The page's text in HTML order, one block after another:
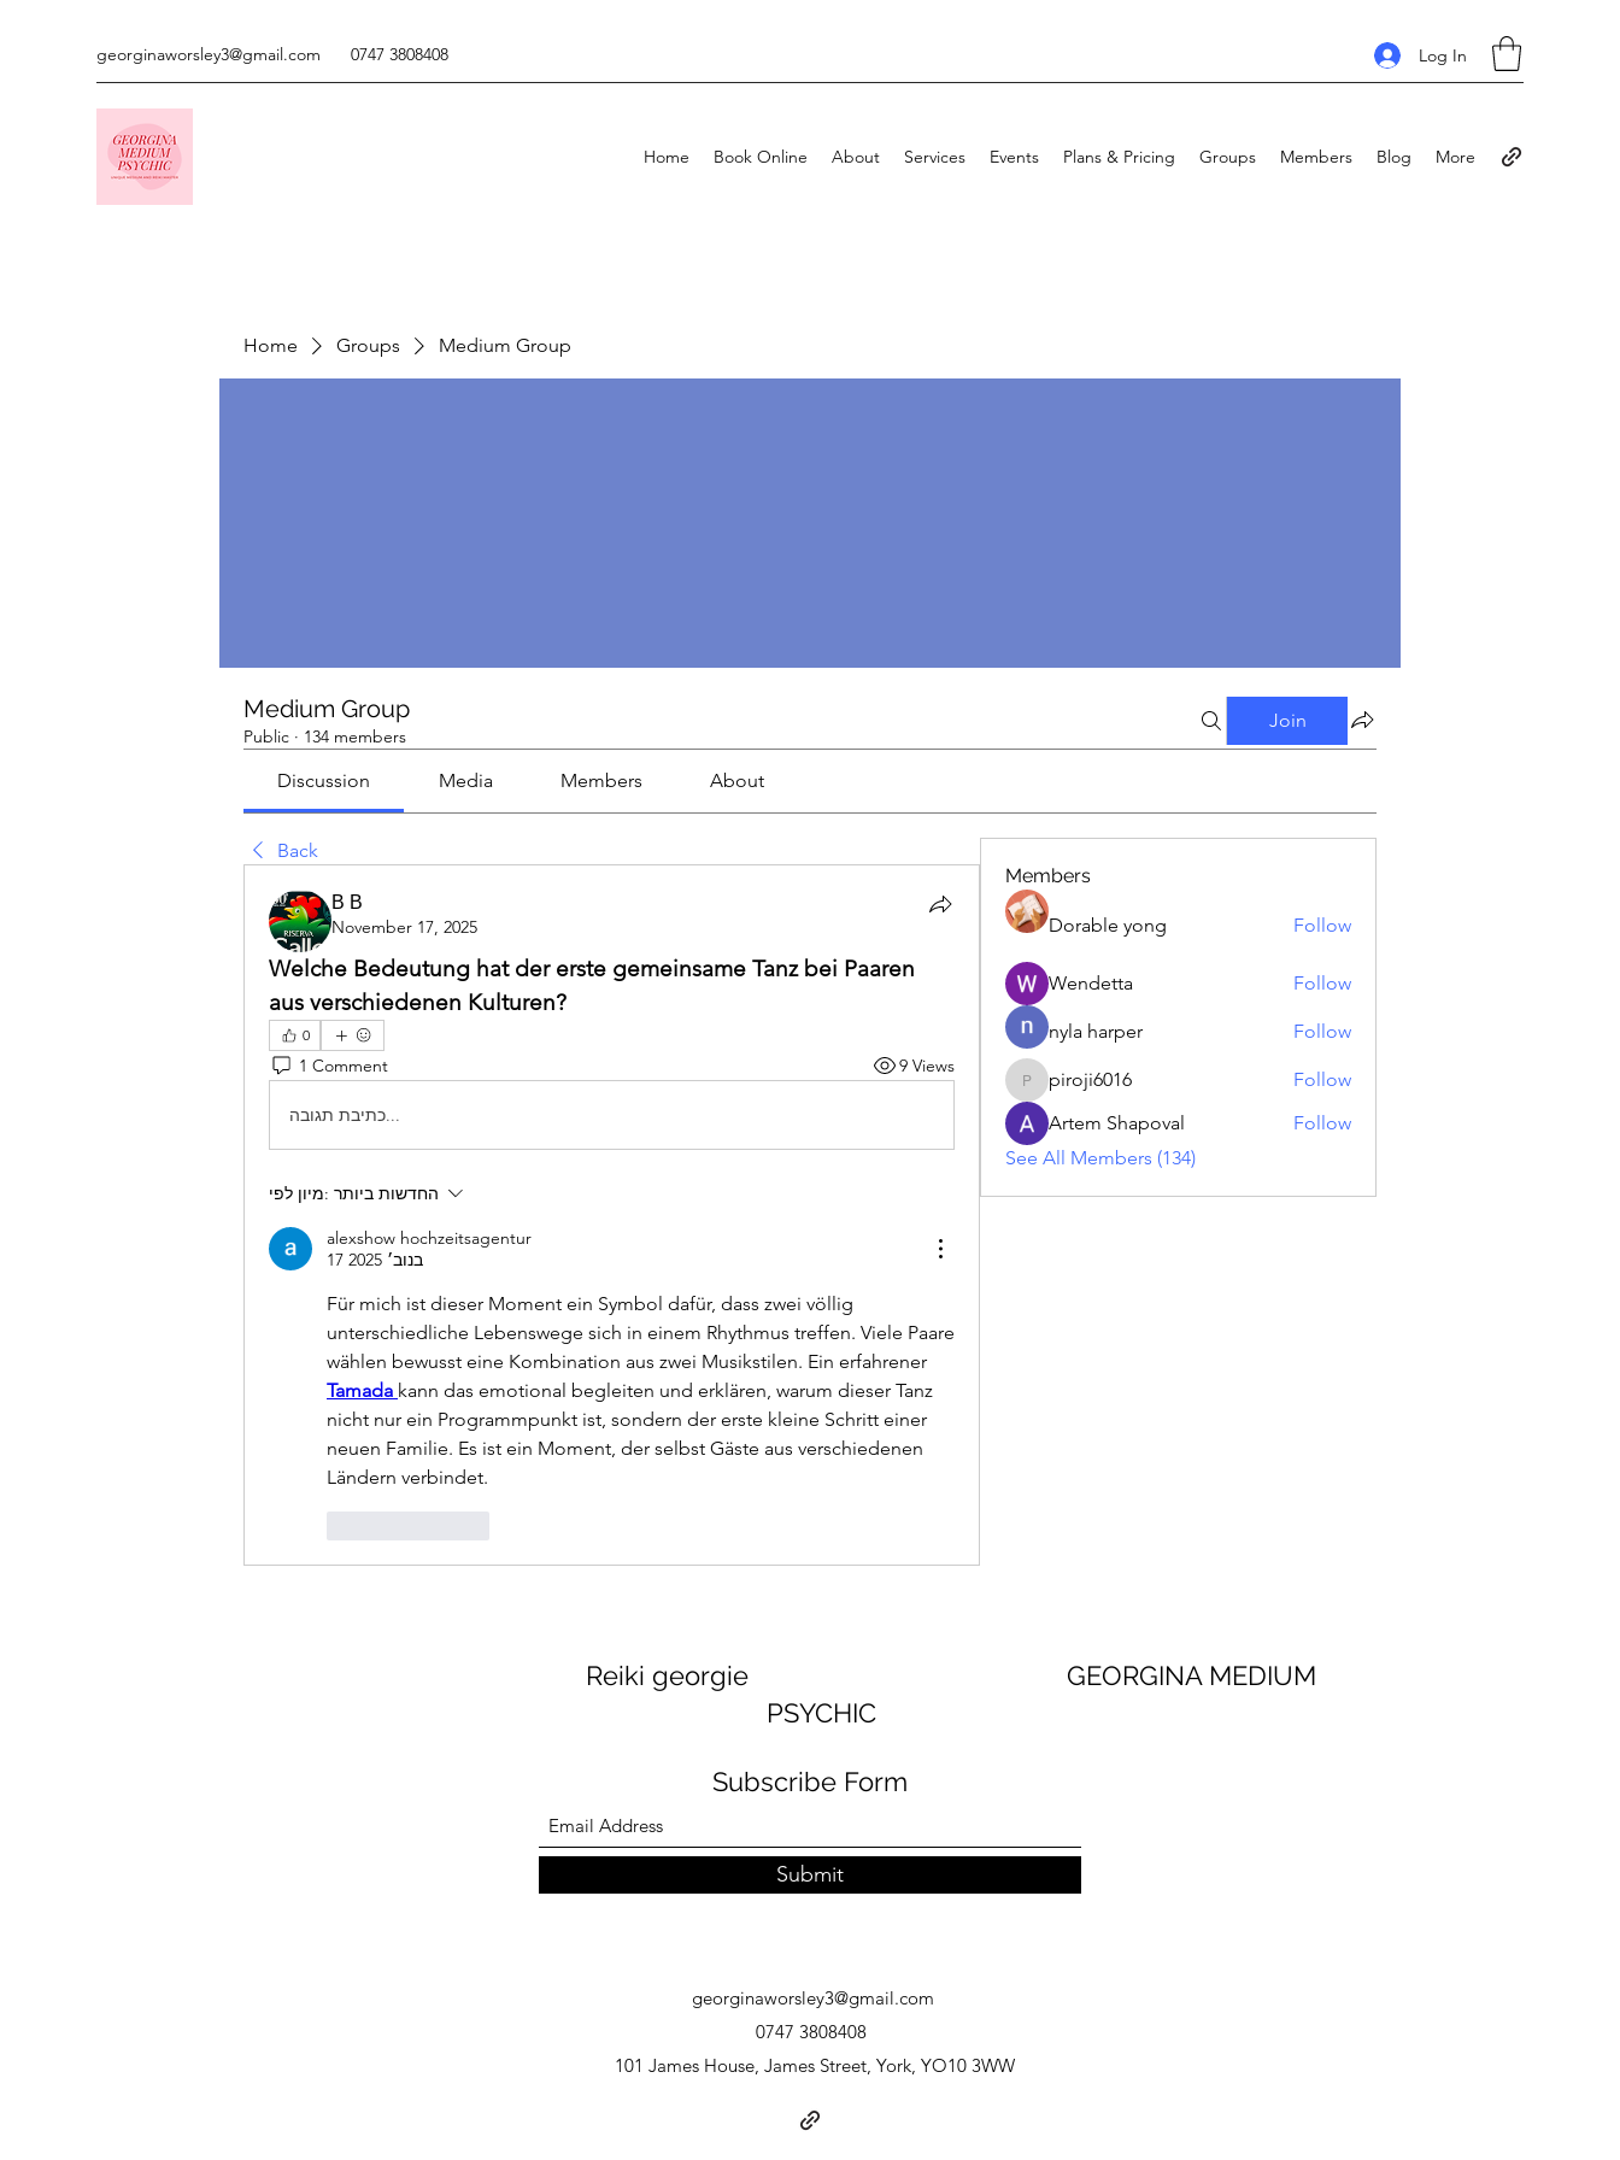
georginaworsley3@gmail.com 0747 3808408 Log In
Home Book Online About Services Events Plans & Pricing Groups Members Blog More
Home Groups Medium Group
Medium Group
Public · 134 members
Join
Discussion Media Members About
Back
В В
November 17, 2025
Welche Bedeutung hat der erste gemeinsame Tanz bei Paaren
aus verschiedenen Kulturen?
0
1 Comment 9 Views
כתיבת תגובה...
מיון לפי: החדשות ביותר
alexshow hochzeitsagentur
17 בנוב׳ 2025
Für mich ist dieser Moment ein Symbol dafür, dass zwei völlig
unterschiedliche Lebenswege sich in einem Rhythmus treffen. Viele Paare
Tamada kann das emotional begleiten und erklären, warum dieser Tanz
nicht nur ein Programmpunkt ist, sondern der erste kleine Schritt einer
neuen Familie. Es ist ein Moment, der selbst Gäste aus verschiedenen
Ländern verbindet.
Members
Dorable yong Follow
Wendetta Follow
nyla harper Follow
piroji6016
piroji6016
Follow
Artem Shapoval
Follow
See All Members (134)
Reiki georgie GEORGINA MEDIUM
PSYCHIC
Subscribe Form
Submit
georginaworsley3@gmail.com
0747 3808408
101 James House, James Street, York, YO10 3WW